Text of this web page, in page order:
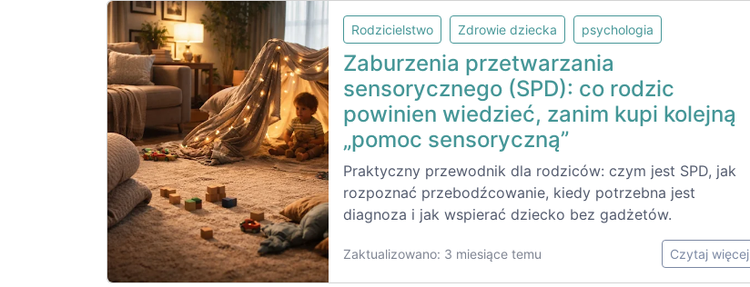
Rodzicielstwo Zdrowie dziecka psychologia
Zaburzenia przetwarzania
sensorycznego (SPD): co rodzic
powinien wiedzieć, zanim kupi kolejną
„pomoc sensoryczną”
Praktyczny przewodnik dla rodziców: czym jest SPD, jak
rozpoznać przebodźcowanie, kiedy potrzebna jest
diagnoza i jak wspierać dziecko bez gadżetów.
Zaktualizowano: 3 miesiące temu Czytaj więcej